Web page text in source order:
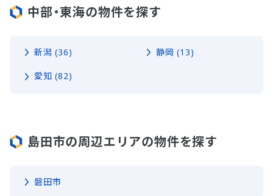
中部・東海の物件を探す
新潟 (36) 静岡 (13)
愛知 (82)
島田市の周辺エリアの物件を探す
磐田市